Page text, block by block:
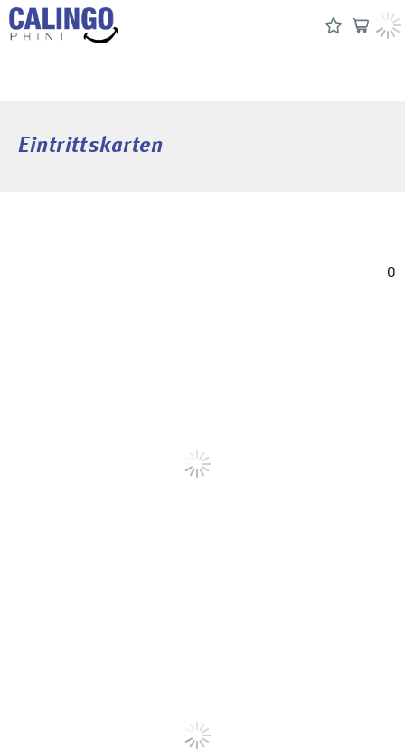
Eintrittskarten
0